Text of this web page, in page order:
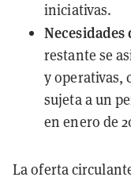
iniciativas.
Necesidades
restante se
y operativas,
sujeta a un
en enero de
La oferta